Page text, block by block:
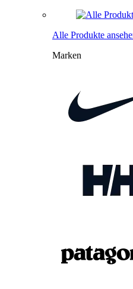
Alle Produkte
Marken